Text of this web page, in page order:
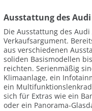
Ausstattung des Audi
Die Ausstattung des
Verkaufsargument.
aus verschiedenen
soliden Basismodellen
reichten. Serienmäßig
Klimaanlage, ein
ein
sich für Extras wie ein
oder ein Panorama-